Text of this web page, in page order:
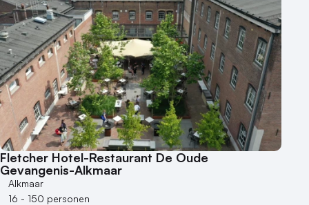
1 - 5 zalen
6 - 10 zalen
10 of meer zalen
Aantal personen
1 - 50 personen
50 - 100 personen
100 - 250 personen
250 - 500 personen
500+ personen
Bijzondere locaties
Fletcher Hotel-Restaurant De Oude
Gevangenis-Alkmaar
Alkmaar
16 - 150 personen